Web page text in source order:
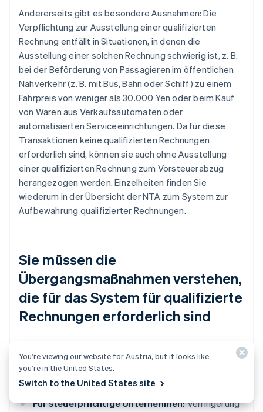
Andererseits gibt es besondere Ausnahmen: Die
Verpflichtung zur Ausstellung einer qualifizierten
Rechnung entfällt in Situationen, in denen die
Ausstellung einer solchen Rechnung schwierig ist, z. B.
bei der Beförderung von Passagieren im öffentlichen
Nahverkehr (z. B. mit Bus, Bahn oder Schiff) zu einem
Fahrpreis von weniger als 30.000 Yen oder beim Kauf
von Waren aus Verkaufsautomaten oder
automatisierten Serviceeinrichtungen. Da für diese
Transaktionen keine qualifizierten Rechnungen
erforderlich sind, können sie auch ohne Ausstellung
einer qualifizierten Rechnung zum Vorsteuerabzug
herangezogen werden. Einzelheiten finden Sie
wiederum in der Übersicht der NTA zum System zur
Aufbewahrung qualifizierter Rechnungen.
Sie müssen die
Übergangsmaßnahmen verstehen,
die für das System für qualifizierte
Rechnungen erforderlich sind
schrittweiseÜbergangsmaßnahmen , mit denen die
folgenden beiden Ziele erreicht werden sollen:
Für steuerpflichtige Unternehmen:Verringerung
You’re viewing our website for Austria, but it looks like
you’re in the United States.
Switch to the United States site